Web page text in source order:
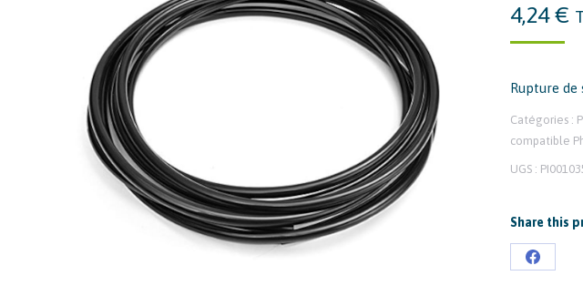
4,24€
Rupture de
Catégories :
compatible
UGS :
Share this
Partager